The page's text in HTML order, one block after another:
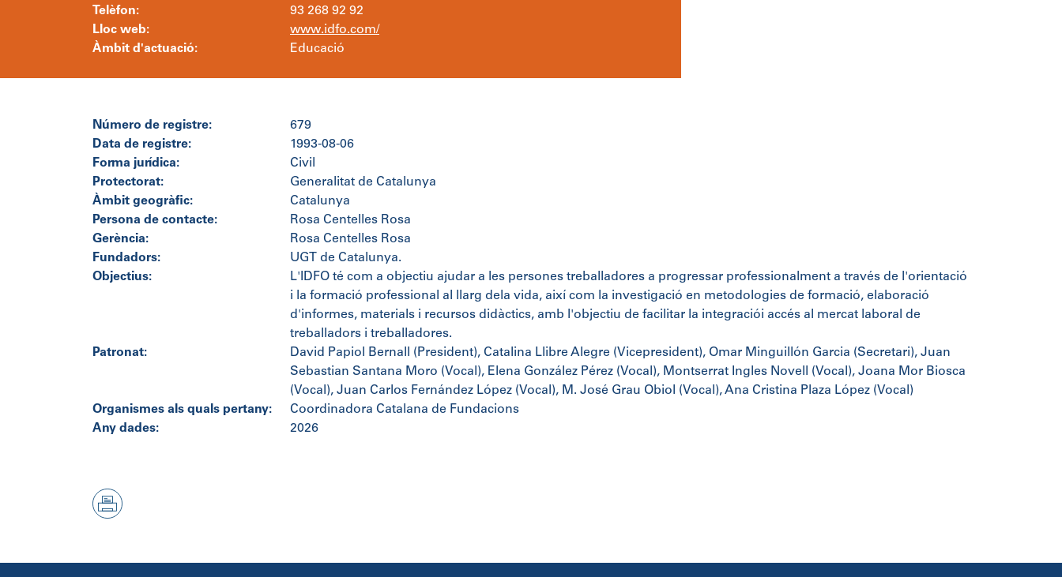
Telèfon:
93 268 92 92
Lloc web:
www.idfo.com/
Àmbit d'actuació:
Educació
Número de registre:
679
Data de registre:
1993-08-06
Forma jurídica:
Civil
Protectorat:
Generalitat de Catalunya
Àmbit geogràfic:
Catalunya
Persona de contacte:
Rosa Centelles Rosa
Gerència:
Rosa Centelles Rosa
Fundadors:
UGT de Catalunya.
Objectius:
L'IDFO té com a objectiu ajudar a les persones treballadores a progressar professionalment a través de l'orientació
i la formació professional al llarg dela vida, així com la investigació en metodologies de formació, elaboració
d'informes, materials i recursos didàctics, amb l'objectiu de facilitar la integraciói accés al mercat laboral de
treballadors i treballadores.
Patronat:
David Papiol Bernall (President), Catalina Llibre Alegre (Vicepresident), Omar Minguillón Garcia (Secretari), Juan
Sebastian Santana Moro (Vocal), Elena González Pérez (Vocal), Montserrat Ingles Novell (Vocal), Joana Mor Biosca
(Vocal), Juan Carlos Fernández López (Vocal), M. José Grau Obiol (Vocal), Ana Cristina Plaza López (Vocal)
Organismes als quals pertany:
Coordinadora Catalana de Fundacions
Any dades:
2026